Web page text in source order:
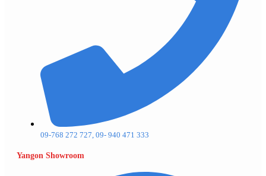
09-768 272 727, 09- 940 471 333
Yangon Showroom